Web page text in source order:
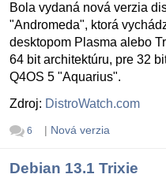
Bola vydaná nová verzia
"Andromeda", ktorá
desktopom Plasma alebo
64 bit architektúru, pre 32
Q4OS 5 "Aquarius".
Zdroj: DistroWatch.com
6 | Nová verzia
Debian 13.1 Trixie